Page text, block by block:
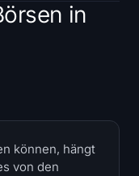
in
können, hängt
von den